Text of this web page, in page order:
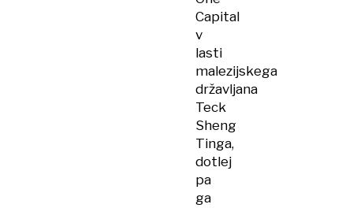
Capital
v
lasti
malezijskega
državljana
Teck
Sheng
Tinga,
dotlej
pa
ga